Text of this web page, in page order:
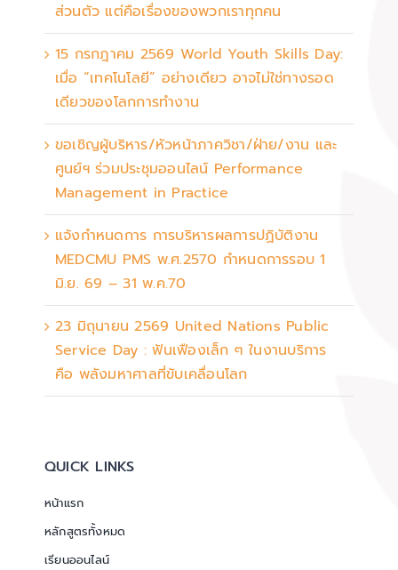
ส่วนตัว แต่คือเรื่องของพวกเราทุกคน
15 กรกฎาคม 2569 World Youth Skills Day:
เมื่อ “เทคโนโลยี” อย่างเดียว อาจไม่ใช่ทางรอด
เดียวของโลกการทำงาน
ขอเชิญผู้บริหาร/หัวหน้าภาควิชา/ฝ่าย/งาน และ
ศูนย์ฯ ร่วมประชุมออนไลน์ Performance
Management in Practice
แจ้งกำหนดการ การบริหารผลการปฏิบัติงาน
MEDCMU PMS พ.ศ.2570 กำหนดการรอบ 1
มิ.ย. 69 – 31 พ.ค.70
23 มิถุนายน 2569 United Nations Public
Service Day : ฟันเฟืองเล็ก ๆ ในงานบริการ
คือ พลังมหาศาลที่ขับเคลื่อนโลก
QUICK LINKS
หน้าแรก
หลักสูตรทั้งหมด
เรียนออนไลน์